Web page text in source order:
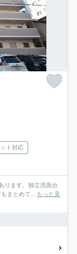
ト対応
ります。独立洗面台
まとめて... もっと見